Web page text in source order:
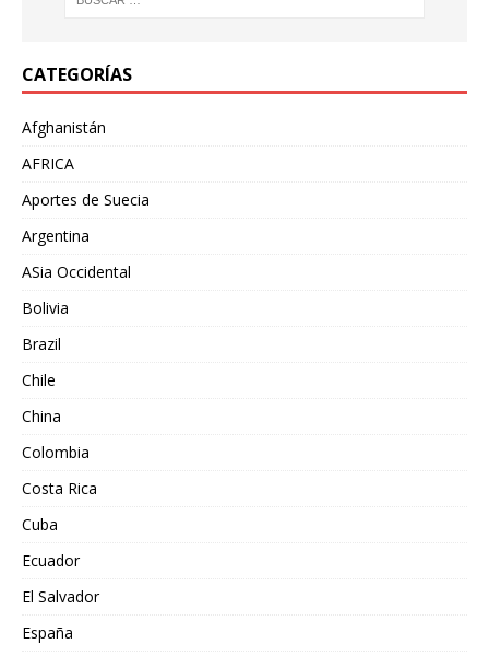
CATEGORÍAS
Afghanistán
AFRICA
Aportes de Suecia
Argentina
ASia Occidental
Bolivia
Brazil
Chile
China
Colombia
Costa Rica
Cuba
Ecuador
El Salvador
España